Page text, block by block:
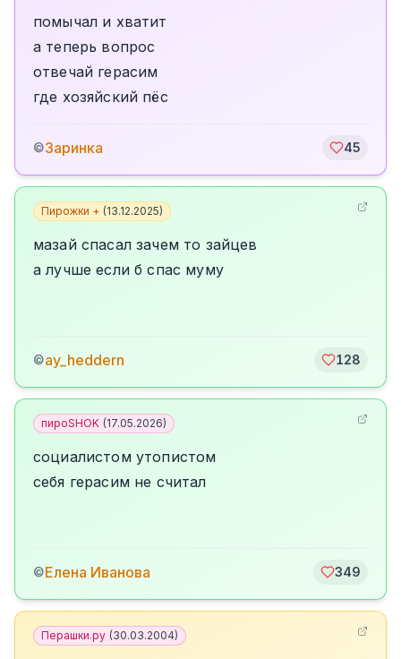
помычал и хватит
а теперь вопрос
отвечай герасим
где хозяйский пёс
©Заринка 45
Пирожки + (13.12.2025)
мазай спасал зачем то зайцев
а лучше если б спас муму
©ay_heddern 128
пироSHOK (17.05.2026)
социалистом утопистом
себя герасим не считал
©Елена Иванова 349
Перашки.ру (30.03.2004)